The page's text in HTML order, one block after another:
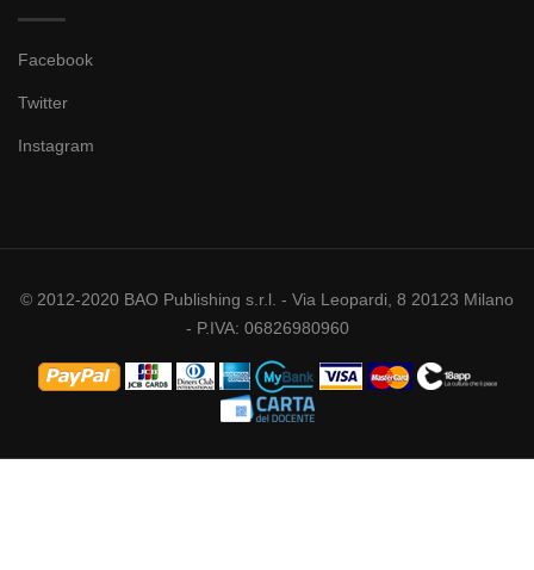
Facebook
Twitter
Instagram
© 2012-2020 BAO Publishing s.r.l. - Via Leopardi, 8 20123 Milano
- P.IVA: 06826980960